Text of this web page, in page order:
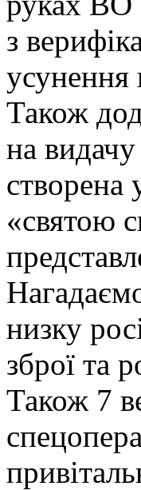
з
усунення
Також
на
створена
«святою
низку
зброї та
Також 7